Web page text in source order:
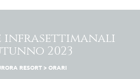
infrasettimanali
2023
RESORT> ORARI